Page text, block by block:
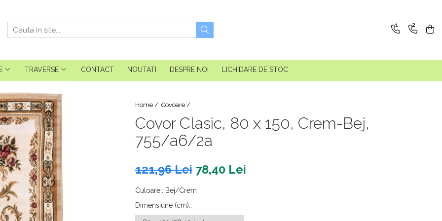
1 2
TRAVERSE CONTACT NOUTATI DESPRE NOI LICHIDARE DE STOC
Home / Covoare /
Covor Clasic, 80 x 150, Crem-Bej,
755/a6/2a
121,96 Lei 78,40 Lei
Culoare:: Bej/Crem
Dimensiune (cm)::